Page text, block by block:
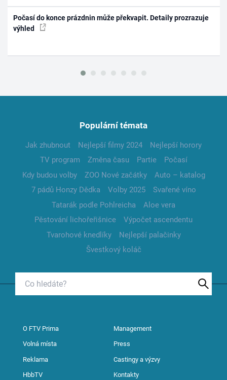
Počasí do konce prázdnin může překvapit. Detaily prozrazuje
výhled
Populární témata
Jak zhubnout Nejlepší filmy 2024
Nejlepší horory
TV program
Změna času Partie
Počasí
Kdy budou volby
ZOO Nové začátky
Auto – katalog
7 pádů Honzy Dědka
Volby 2025
Svařené víno
Tatarák podle Pohlreicha
Aloe vera
Pěstování lichořeřišnice
Výpočet ascendentu
Tvarohové knedlíky
Nejlepší palačinky
Švestkový koláč
O FTV Prima Management
Volná místa Press
Reklama Castingy a výzvy
HbbTV Kontakty